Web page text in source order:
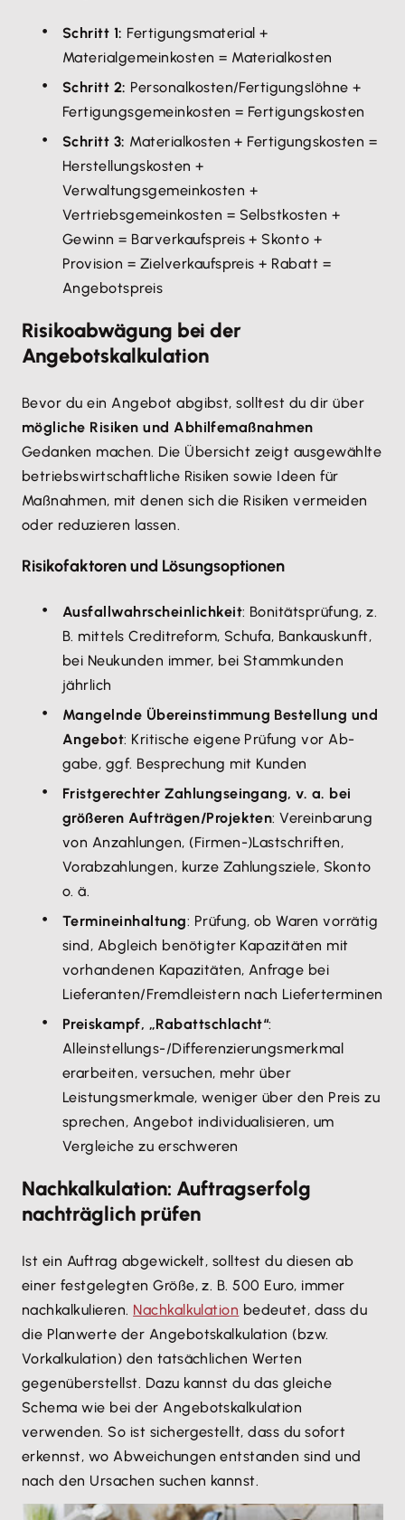
Schritt 1: Fertigungsmaterial +
Materialgemeinkosten = Materialkosten
Schritt 2: Personalkosten/Fertigungslöhne +
Fertigungsgemeinkosten = Fertigungskosten
Schritt 3: Materialkosten + Fertigungskosten =
Herstellungskosten +
Verwaltungsgemeinkosten +
Vertriebsgemeinkosten = Selbstkosten +
Gewinn = Barverkaufspreis + Skonto +
Provision = Zielverkaufspreis + Rabatt =
Angebotspreis
Risikoabwägung bei der
Angebotskalkulation
Bevor du ein Angebot abgibst, solltest du dir über
mögliche Risiken und Abhilfemaßnahmen
Gedanken machen. Die Übersicht zeigt ausgewählte
betriebswirtschaftliche Risiken sowie Ideen für
Maßnahmen, mit denen sich die Risiken vermeiden
oder reduzieren lassen.
Risikofaktoren und Lösungsoptionen
Ausfallwahrscheinlichkeit: Bonitätsprüfung, z.
B. mittels Creditreform, Schufa, Bankauskunft,
bei Neukunden immer, bei Stammkunden
jährlich
Mangelnde Übereinstimmung Bestellung und
Angebot: Kritische eigene Prüfung vor Ab-
gabe, ggf. Besprechung mit Kunden
Fristgerechter Zahlungseingang, v. a. bei
größeren Aufträgen/Projekten: Vereinbarung
von Anzahlungen, (Firmen-)Lastschriften,
Vorabzahlungen, kurze Zahlungsziele, Skonto
o. ä.
Termineinhaltung: Prüfung, ob Waren vorrätig
sind, Abgleich benötigter Kapazitäten mit
vorhandenen Kapazitäten, Anfrage bei
Lieferanten/Fremdleistern nach Lieferterminen
Preiskampf, „Rabattschlacht“:
Alleinstellungs-/Differenzierungsmerkmal
erarbeiten, versuchen, mehr über
Leistungsmerkmale, weniger über den Preis zu
sprechen, Angebot individualisieren, um
Vergleiche zu erschweren
Nachkalkulation: Auftragserfolg
nachträglich prüfen
Ist ein Auftrag abgewickelt, solltest du diesen ab
einer festgelegten Größe, z. B. 500 Euro, immer
nachkalkulieren. Nachkalkulation bedeutet, dass du
die Planwerte der Angebotskalkulation (bzw.
Vorkalkulation) den tatsächlichen Werten
gegenüberstellst. Dazu kannst du das gleiche
Schema wie bei der Angebotskalkulation
verwenden. So ist sichergestellt, dass du sofort
erkennst, wo Abweichungen entstanden sind und
nach den Ursachen suchen kannst.